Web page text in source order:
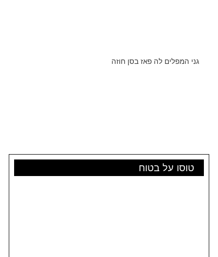
טוסו על בטוח
גני המפלים לה פאז בסן חוזה